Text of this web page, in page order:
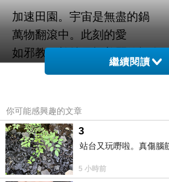
加速田園。宇宙是無盡的鍋
萬物翻滾中。此刻的愛
如邪教。劫持是極美麗的概念
當然要涉入。山海化作魔幻
淚流滿面。任何人的心傷
千江之水天上來。
2026-06-22 聯合報 沈眠
繼續閱讀
你可能感興趣的文章
3
站台又玩嘢啦。真傷腦
5 小時前